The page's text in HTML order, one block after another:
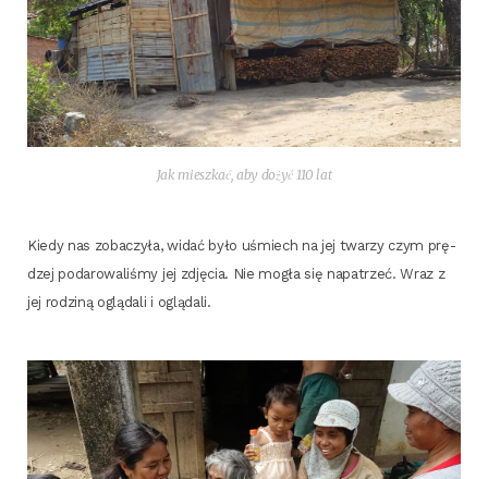
Jak miesz­kać, aby dożyć 110 lat
Kie­dy nas zoba­czy­ła, widać było uśmiech na jej twa­rzy czym prę­
dzej poda­ro­wa­li­śmy jej zdję­cia. Nie mogła się napa­trzeć. Wraz z
jej rodzi­ną oglą­da­li i oglądali.